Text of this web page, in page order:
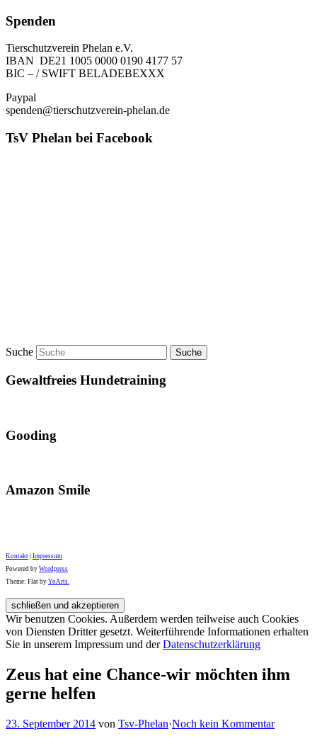
Spenden
Tierschutzverein Phelan e.V.
IBAN DE21 1005 0000 0190 4177 57
BIC – / SWIFT BELADEBEXXX
Paypal
spenden@tierschutzverein-phelan.de
TsV Phelan bei Facebook
Suche
Gewaltfreies Hundetraining
Gooding
Amazon Smile
Kontakt Impressum
Powered by Wordpress
Theme: Flat by YoArts.
Wir benutzen Cookies. Außerdem werden teilweise auch Cookies
von Diensten Dritter gesetzt. Weiterführende Informationen erhalten
Sie in unserem Impressum und derDatenschutzerklärung
Zeus hat eine Chance-wir möchten ihm
gerne helfen
23. September 2014 von Tsv-Phelan·Noch kein Kommentar